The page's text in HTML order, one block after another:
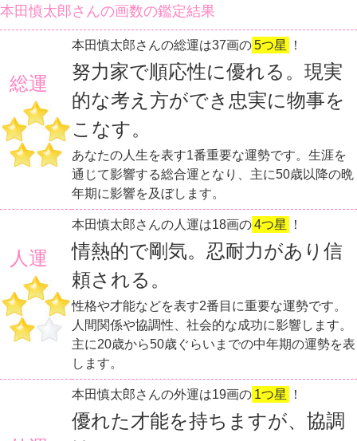
本田慎太郎さんの画数の鑑定結果
総運
本田慎太郎さんの総運は37画の5つ星 ！
努力家で順応性に優れる。現実
的な考え方ができ忠実に物事を
こなす。
あなたの人生を表す1番重要な運勢です。生涯を
通じて影響する総合運となり、主に50歳以降の晩
年期に影響を及ぼします。
人運
本田慎太郎さんの人運は18画の4つ星 ！
情熱的で剛気。忍耐力があり信
頼される。
性格や才能などを表す2番目に重要な運勢です。
人間関係や協調性、社会的な成功に影響します。
主に20歳から50歳ぐらいまでの中年期の運勢を表
します。
本田慎太郎さんの外運は19画の 1つ星 ！
優れた才能を持ちますが、協調